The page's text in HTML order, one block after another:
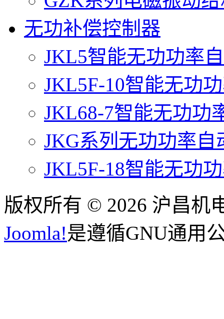
无功补偿控制器
JKL5智能无功功率
JKL5F-10智能无功
JKL68-7智能无功功
JKG系列无功功率自
JKL5F-18智能无功
版权所有 © 2026 沪昌机
Joomla!是遵循GNU通用